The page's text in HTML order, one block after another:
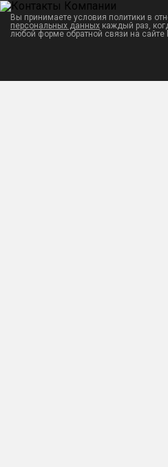
Вы принимаете условия политики в
персональных данных каждый раз,
любой форме обратной связи на сайте